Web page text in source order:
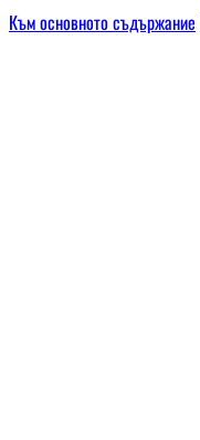
Към основното съдържание